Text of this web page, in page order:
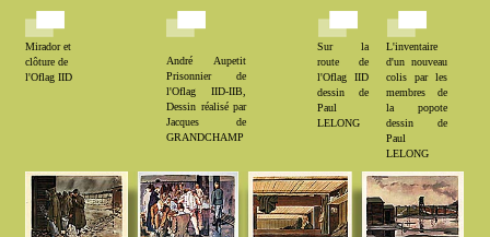
Mirador et
clôture de
l'Oflag IID
André Aupetit
Prisonnier de
l'Oflag IID-IIB,
Dessin réalisé par
Jacques de
GRANDCHAMP
Sur la
route de
l'Oflag IID
dessin de
Paul
LELONG
L'inventaire
d'un nouveau
colis par les
membres de
la popote
dessin de
Paul
LELONG